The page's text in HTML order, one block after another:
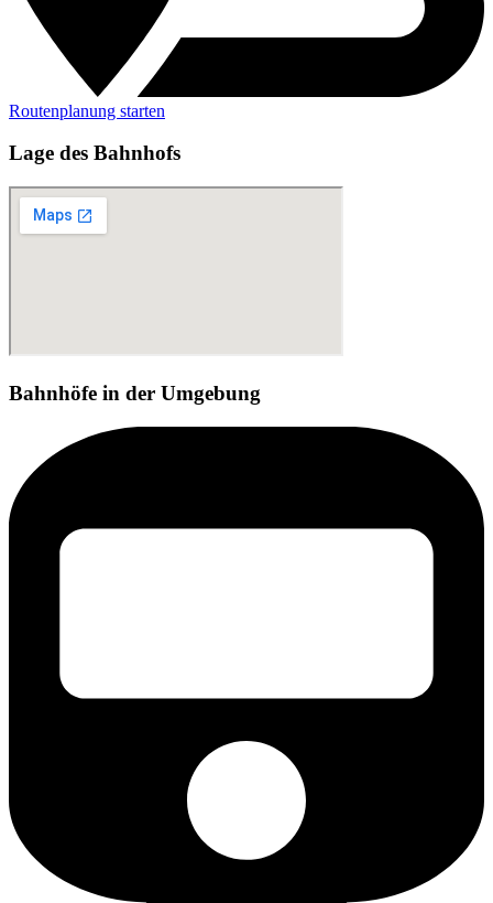
Routenplanung starten
Lage des Bahnhofs
Bahnhöfe in der Umgebung